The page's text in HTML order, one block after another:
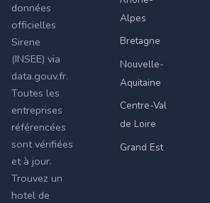
données
officielles
Sirene
(INSEE) via
data.gouv.fr.
Toutes les
entreprises
référencées
sont vérifiées
et à jour.
Trouvez un
hotel de
Alpes
Bretagne
Nouvelle-
Aquitaine
Centre-Val
de Loire
Grand Est